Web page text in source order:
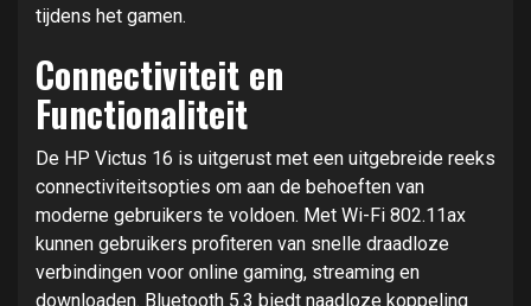
tijdens het gamen.
Connectiviteit en
Functionaliteit
De HP Victus 16 is uitgerust met een uitgebreide reeks
connectiviteitsopties om aan de behoeften van
moderne gebruikers te voldoen. Met Wi-Fi 802.11ax
kunnen gebruikers profiteren van snelle draadloze
verbindingen voor online gaming, streaming en
downloaden. Bluetooth 5.3 biedt naadloze koppeling